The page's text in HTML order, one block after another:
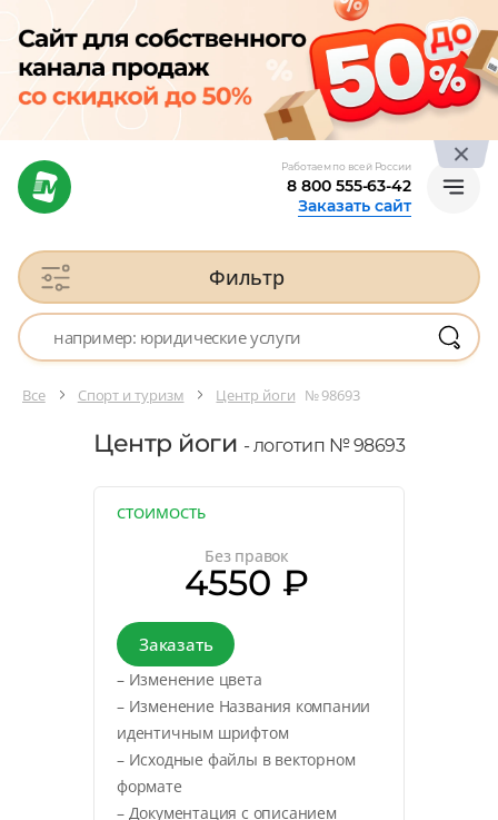
Работаем по всей России
8 800 555-63-42
Заказать сайт
Фильтр
Все Спорт и туризм Центр йоги № 98693
Центр йоги - логотип № 98693
СТОИМОСТЬ
Без правок
4550 ₽
Заказать
– Изменение цвета
– Изменение Названия компании
идентичным шрифтом
– Исходные файлы в векторном
формате
– Документация с описанием